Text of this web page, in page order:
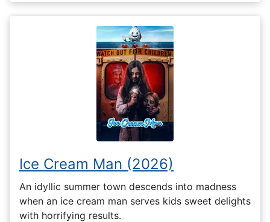
Ice Cream Man (2026)
An idyllic summer town descends into madness
when an ice cream man serves kids sweet delights
with horrifying results.